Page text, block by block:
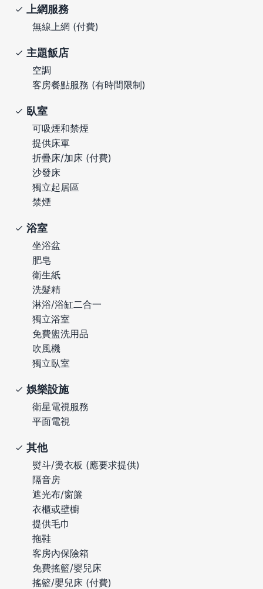
上網服務
無線上網 (付費)
主題飯店
空調
客房餐點服務 (有時間限制)
臥室
可吸煙和禁煙
提供床單
折疊床/加床 (付費)
沙發床
獨立起居區
禁煙
浴室
坐浴盆
肥皂
衛生紙
洗髮精
淋浴/浴缸二合一
獨立浴室
免費盥洗用品
吹風機
獨立臥室
娛樂設施
衛星電視服務
平面電視
其他
熨斗/燙衣板 (應要求提供)
隔音房
遮光布/窗簾
衣櫃或壁櫥
提供毛巾
拖鞋
客房內保險箱
免費搖籃/嬰兒床
搖籃/嬰兒床 (付費)